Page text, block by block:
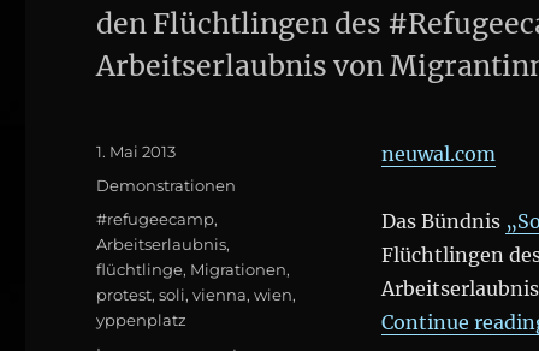
den Flüchtlingen des
Arbeitserlaubnis von
neuwal.com
Das Bündnis
Flüchtlingen
Continue
Posted
1. Mai 2013
Categories
Demonstrationen
Tags
#refugeecamp,
Arbeitserlaubnis,
flüchtlinge, Migrationen,
protest,soli,vienna,wien,
yppenplatz